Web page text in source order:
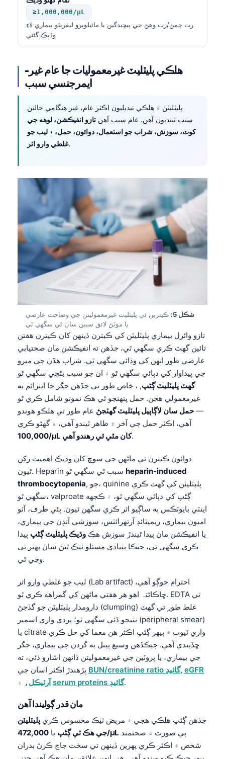
≥1,000,000/µL
رت ڄمڻ/رت وهڻ جي پيچيدگين يا مائيلوپرو ليفريٽو بيماري لاءِ
وڌيڪ ڳڻتي
هلڪي پليٽليٽ غيرمعموليات جا عام غير-
ايمرجنسي سبب
پليٽليٽن ۾ هلڪي تبديليون اڪثر عام، غير هنگامي حالتن
سبب ٿينديون آهن. عام سبب آهن تازو انفيڪشن، لوهه جي
کوٽ، سوزش، شراب جو استعمال، دوائون، حمل، ۽ ليب جو
غلطي وارو اثر.
شڪل 5:
ڪيترين ئي پليٽليٽ غيرمعموليتن جي وضاحت عارضي
يا موٽڻ لائق سببن سان ٿي سگهي ٿي
تازو وائرل بيماري پليٽليٽن کي ڪيترن ڏينهن کان ڪيترن هفتن
تائين گهٽ ڪري سگهي ٿي، جڏهن ته انفيڪشن مان صحتيابي
عارضي طور انهن کي وڌائي سگهي ٿي. شراب هڏن جي ميرو
جي پيداوار کي دٻائي سگهي ٿو ۽ ان جو سبب بڻجي سگهي ٿو
گهٽ پليٽليٽ ڳڻپ, ، خاص طور تي جڏهن جگر جا اينزائم به
غيرمعمولي هجن. حمل پنهنجو ئي هڪ نمونو شامل ڪري ٿو
— حمل سان لاڳاپيل پليٽليٽ گهٽجڻ عام طور تي هلڪو هوندو
آهي، اڪثر حمل جي آخر ۾ ظاهر ٿيندو آهي، ۽ گهڻو ڪري
100,000/µL کان مٿي ئي رهندو آهي.
دوائون ڪيترن ئي ماڻهن جي سوچ کان وڌيڪ اهميت رکن
heparin-induced
thrombocytopenia, جو، quinine پليٽليٽن کي گهٽ ڪري
سگهي ٿو، valproate ڳڻپ کي دٻائي سگهي ٿو، ۽ ڪجهه
اينٽي بايوٽڪس به ساڳيو اثر ڪري سگهن ٿيون. ٻئي طرف، آٽو
اميون بيماري، ريميٽائڊ آرتھرائٽس، سوزشي آنڊن جي بيماري،
يا انفيڪشن مان پيدا ٿيندڙ سوزش هڪ وڌيڪ پليٽليٽ ڳڻپ پيدا
ڪري سگهي ٿي، جيڪا بنيادي مسئلو ٺيڪ ٿيڻ سان بهتر ٿي
وڃي ٿي.
ليب جو غلطي وارو اثر (Lab artifact) احترام جوڳو آهي،
ڇاڪاڻ⁠تہ اهو هر هفتي ماڻهن کي گمراهه ڪري ٿو. EDTA تي
دارومدار پليٽليٽن جو گڏجڻ (clumping) غلط طور تي گهٽ
نتيجو ڏئي سگهي ٿو؛ پردي واري اسمير (peripheral smear)
يا citrate واري ٽيوب ۾ ٻيهر ڳڻپ اڪثر هن معما کي حل ڪري
ڇڏيندي آهي. جيڪڏهن وسيع پينل به گردن جي بيماري، جگر
جي بيماري، يا پروٽين جي غيرمعموليتن ڏانهن اشارو ڏئي، ته
BUN/creatinine ratio گائيڊ, eGFR
آرٽيڪل
serum proteins گائيڊ.
مان قدر ڳوليندا آهن
جڏهن ڳڻپ هلڪي هجي ۽ مريض ٺيڪ محسوس ڪري پليٽليٽن
جي هڪ ئي ڳڻپ يا 472,000/µL
شخص ۾ اڪثر ڪري پهرين ڏينهن تي سخت جاچ ڪرڻ بدران
Galego
Latviešu valoda
Македонски јазик
Gàidhlig
Occitan
العربية المغربية
Afrikaans
Монгол
ພາສາລາວ
Basa Jawa
Cebuano
ئۇيغۇرچە
Кыргызча
Татар теле
Беларуская мова
Esperanto
Frysk
Norsk bokmål